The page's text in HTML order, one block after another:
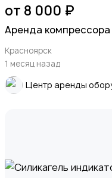
от 8 000 ₽
Аренда
Красноярск
1 месяц назад
Центр аренды